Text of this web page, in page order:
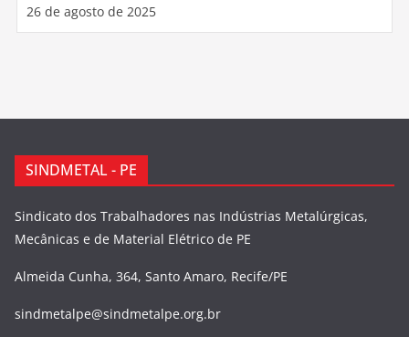
26 de agosto de 2025
SINDMETAL - PE
Sindicato dos Trabalhadores nas Indústrias Metalúrgicas,
Mecânicas e de Material Elétrico de PE
Almeida Cunha, 364, Santo Amaro, Recife/PE
sindmetalpe@sindmetalpe.org.br